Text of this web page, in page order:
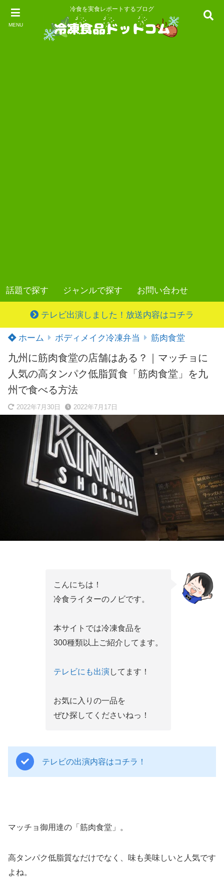
MENU
冷食を実食レポートするブログ
話題で探す ジャンルで探す お問い合わせ
テレビ出演しました！放送内容はコチラ
ホーム ボディメイク冷凍弁当 筋肉食堂
九州に筋肉食堂の店舗はある？｜マッチョに
人気の高タンパク低脂質食「筋肉食堂」を九
州で食べる方法
2022年7月30日 2022年7月17日
こんにちは！
冷食ライターのノビです。
本サイトでは冷凍食品を
300種類以上ご紹介してます。
テレビにも出演してます！
お気に入りの一品を
ぜひ探してくださいねっ！
テレビの出演内容はコチラ！
マッチョ御用達の「筋肉食堂」。
高タンパク低脂質なだけでなく、味も美味しいと人気です
よね。